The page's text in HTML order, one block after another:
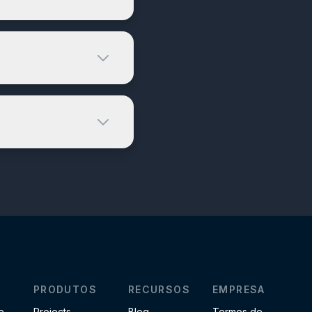
PRODUTOS
RECURSOS
EMPRESA